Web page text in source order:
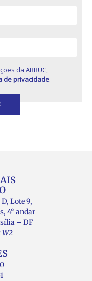
da ABRUC,
de privacidade.
D, Lote 9,
4° andar
– DF
W2